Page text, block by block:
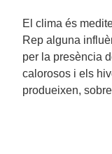
El clima és
Rep alguna
per la presència
calorosos i els
produeixen,